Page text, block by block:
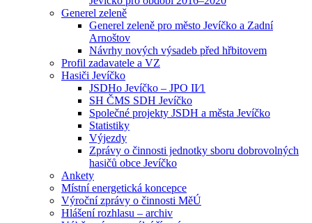
Generel zeleně
Generel zeleně pro město Jevíčko a Zadní
Arnoštov
Návrhy nových výsadeb před hřbitovem
Profil zadavatele a VZ
Hasiči Jevíčko
JSDHo Jevíčko – JPO II⁄1
SH ČMS SDH Jevíčko
Společné projekty JSDH a města Jevíčko
Statistiky
Výjezdy
Zprávy o činnosti jednotky sboru dobrovolných
hasičů obce Jevíčko
Ankety
Místní energetická koncepce
Výroční zprávy o činnosti MěÚ
Hlášení rozhlasu – archiv